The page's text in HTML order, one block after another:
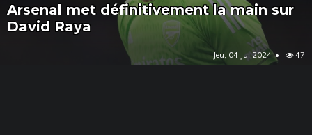
Arsenal met définitivement la main sur
David Raya
Jeu, 04 Jul 2024 47